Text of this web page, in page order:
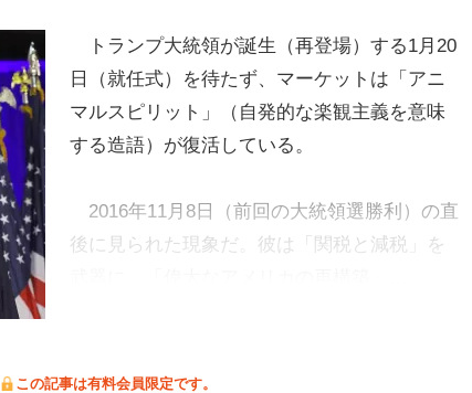
トランプ大統領が誕生（再登場）する1月20
日（就任式）を待たず、マーケットは「アニ
マルスピリット」（自発的な楽観主義を意味
する造語）が復活している。
2016年11月8日（前回の大統領選勝利）の直
後に見られた現象だ。彼は「関税と減税」を
この記事は有料会員限定です。